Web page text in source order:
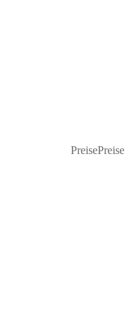
PreisePreise